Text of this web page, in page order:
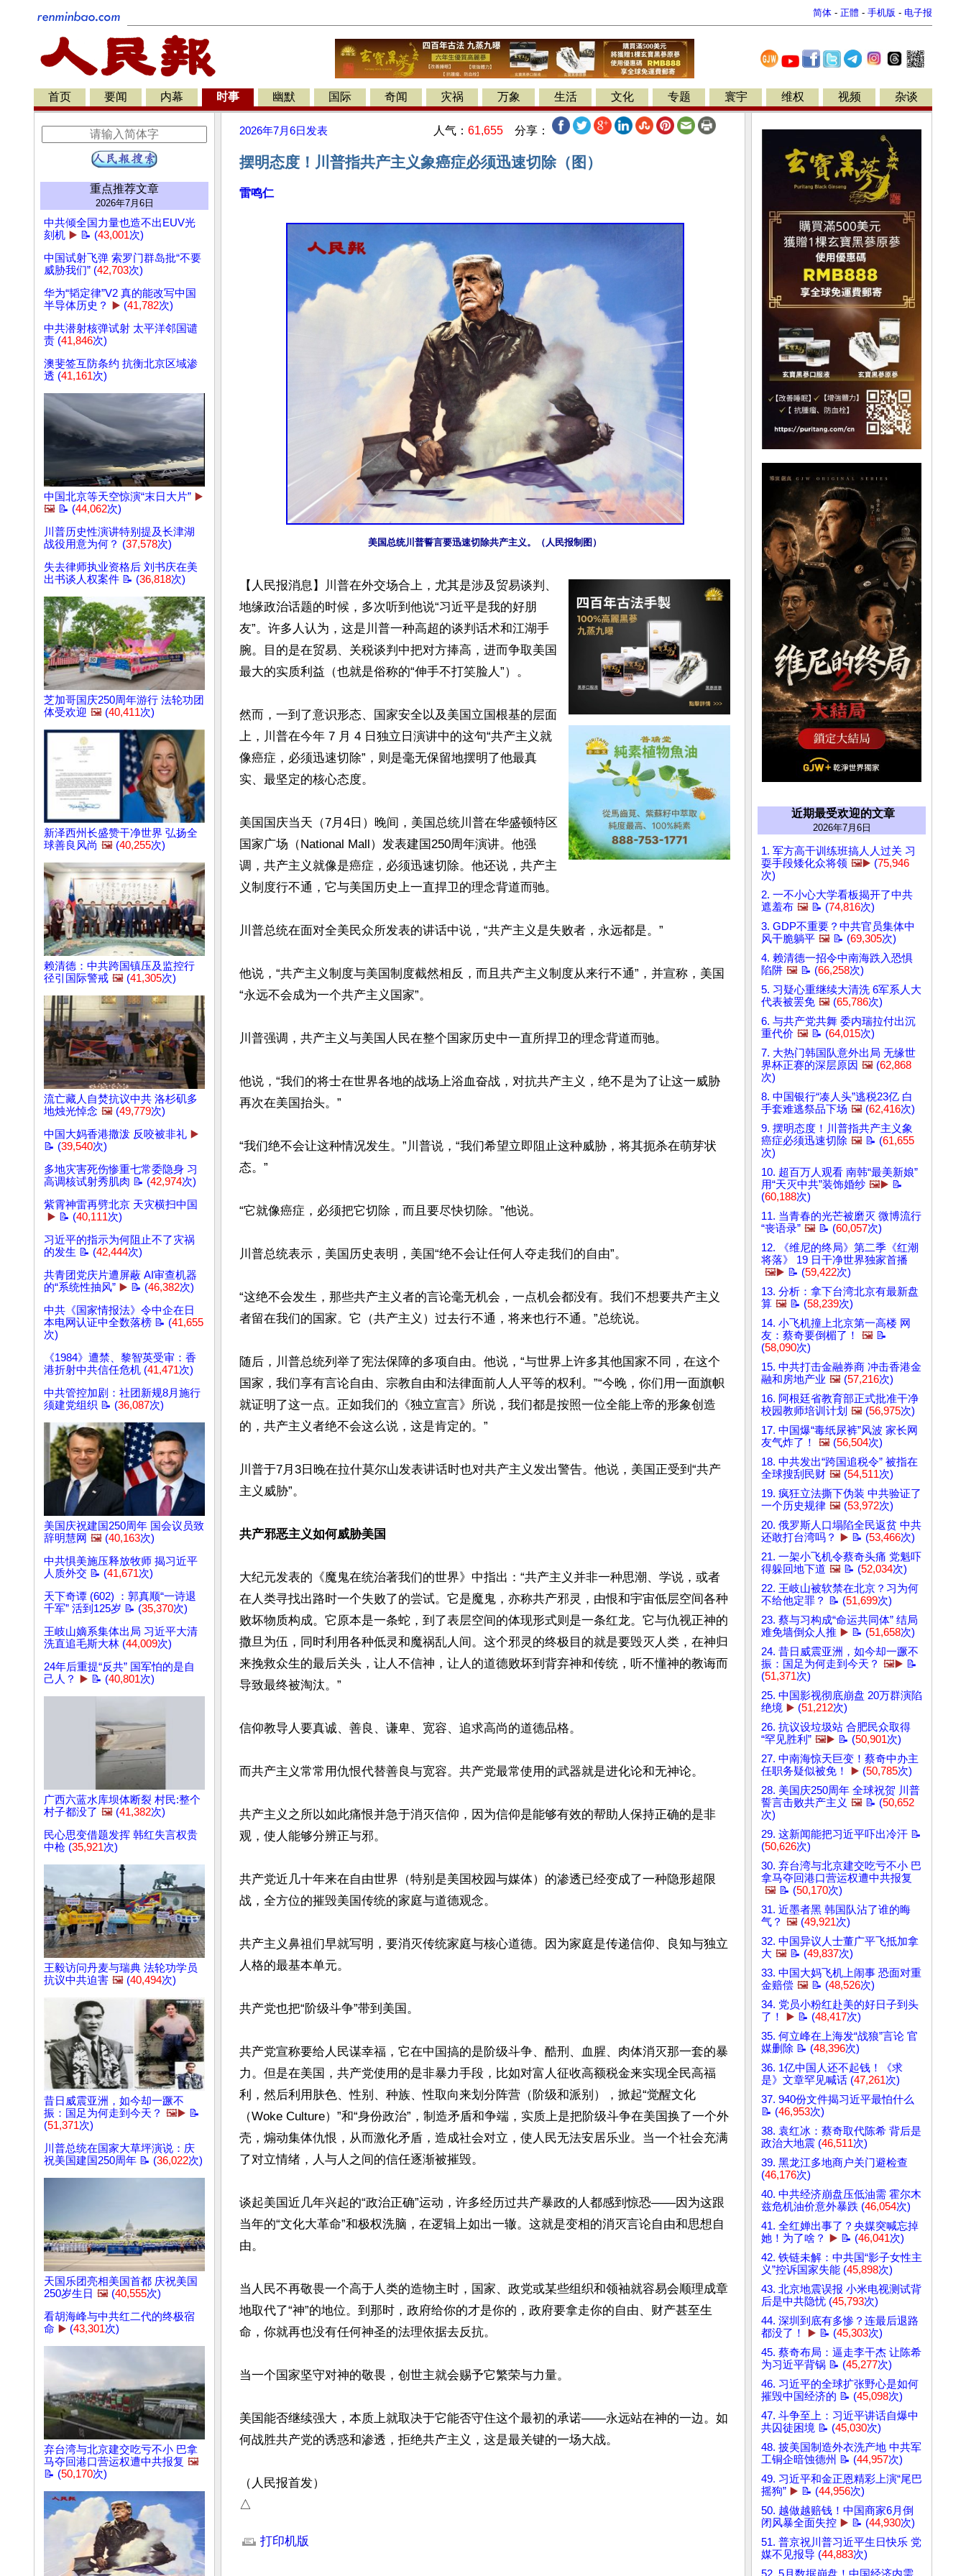
简体 - 正體 - 手机版 - 电子报
首页 要闻 内幕 时事 幽默 国际 奇闻 灾祸 万象 生活 文化 专题 寰宇 维权 视频 杂谈
重点推荐文章
2026年7月6日
中共倾全国力量也造不出EUV光
刻机 ▶️ 📝 (43,001次)
中国试射飞弹 索罗门群岛批“不要
威胁我们” (42,703次)
华为“韬定律”V2 真的能改写中国
半导体历史？
▶️ (41,782次)
中共潜射核弹试射 太平洋邻国谴
责 (41,846次)
澳斐签互防条约 抗衡北京区域渗
透 (41,161次)
中国北京等天空惊演“末日大片” ▶️
🖼️ 📝 (44,062次)
川普历史性演讲特别提及长津湖
战役用意为何？ (37,578次)
失去律师执业资格后 刘书庆在美
出书谈人权案件 📝 (36,818次)
芝加哥国庆250周年游行 法轮功团
体受欢迎 🖼️ (40,411次)
新泽西州长盛赞干净世界 弘扬全
球善良风尚 🖼️ (40,255次)
赖清德：中共跨国镇压及监控行
径引国际警戒 🖼️ (41,305次)
流亡藏人自焚抗议中共 洛杉矶多
地烛光悼念 🖼️ (49,779次)
中国大妈香港撒泼 反咬被非礼 ▶️
📝 (39,540次)
多地灾害死伤惨重七常委隐身 习
高调核试射秀肌肉 📝 (42,974次)
紫霄神雷再劈北京 天灾横扫中国
▶️ 📝 (40,111次)
习近平的指示为何阻止不了灾祸
的发生 📝 (42,444次)
共青团党庆片遭屏蔽 AI审查机器
的“系统性抽风” ▶️ 📝 (46,382次)
中共《国家情报法》令中企在日
本电网认证中全数落榜 📝 (41,655
次)
《1984》遭禁、黎智英受审：香
港折射中共信任危机 (41,471次)
中共管控加剧：社团新规8月施行
须建党组织 📝 (36,087次)
美国庆祝建国250周年 国会议员致
辞明慧网 🖼️ (40,163次)
中共惧美施压释放牧师 揭习近平
人质外交 📝 (41,671次)
天下奇谭 (602) ：郭真顺“一诗退
千军” 活到125岁 📝 (35,370次)
王岐山嫡系集体出局 习近平大清
洗直追毛斯大林 (44,009次)
24年后重提“反共” 国军怕的是自
己人？
▶️ 📝 (40,801次)
广西六蓝水库坝体断裂 村民:整个
村子都没了 🖼️ (41,382次)
民心思变借题发挥 韩红失言权贵
中枪 (35,921次)
王毅访问丹麦与瑞典 法轮功学员
抗议中共迫害 🖼️ (40,494次)
昔日威震亚洲，如今却一蹶不
振：国足为何走到今天？ 🖼️▶️ 📝
(51,371次)
川普总统在国家大草坪演说：庆
祝美国建国250周年 📝 (36,022次)
天国乐团亮相美国首都 庆祝美国
250岁生日 🖼️ (40,555次)
看胡海峰与中共红二代的终极宿
命 ▶️ (43,301次)
弃台湾与北京建交吃亏不小 巴拿
马夺回港口营运权遭中共报复 🖼️
📝 (50,170次)
2026年7月6日 发表 人气： 61,655 分享：
摆明态度！川普指共产主义象癌症必须迅速切除（图）
雷鸣仁
美国总统川普誓言要迅速切除共产主义。（人民报制图）
【人民报消息】川普在外交场合上，尤其是涉及贸易谈判、
地缘政治话题的时候，多次听到他说“习近平是我的好朋
友”。许多人认为，这是川普一种高超的谈判话术和江湖手
腕。目的是在贸易、关税谈判中把对方捧高，进而争取美国
最大的实质利益（也就是俗称的“伸手不打笑脸人”）。
然而，一到了意识形态、国家安全以及美国立国根基的层面
上，川普在今年 7 月 4 日独立日演讲中的这句“共产主义就
像癌症，必须迅速切除”，则是毫无保留地摆明了他最真
实、最坚定的核心态度。
美国国庆当天（7月4日）晚间，美国总统川普在华盛顿特区
国家广场（National Mall）发表建国250周年演讲。他强
调，共产主义就像是癌症，必须迅速切除。他还说，共产主
义制度行不通，它与美国历史上一直捍卫的理念背道而驰。
川普总统在面对全美民众所发表的讲话中说，“共产主义是失败者，永远都是。”
他说，“共产主义制度与美国制度截然相反，而且共产主义制度从来行不通”，并宣称，美国
“永远不会成为一个共产主义国家”。
川普强调，共产主义与美国人民在整个国家历史中一直所捍卫的理念背道而驰。
他说，“我们的将士在世界各地的战场上浴血奋战，对抗共产主义，绝不是为了让这一威胁
再次在美国抬头。”
“我们绝不会让这种情况发生。”川普说，“我们希望立即阻止这种威胁，将其扼杀在萌芽状
态。”
“它就像癌症，必须把它切除，而且要尽快切除。”他说。
川普总统表示，美国历史表明，美国“绝不会让任何人夺走我们的自由”。
“这绝不会发生，那些共产主义者的言论毫无机会，一点机会都没有。我们不想要共产主义
者留在我们的国家。它（共产主义）过去行不通，将来也行不通。”总统说。
随后，川普总统列举了宪法保障的多项自由。他说，“与世界上许多其他国家不同，在这个
国家，我们享有言论自由、宗教自由和法律面前人人平等的权利。”“今晚，你们用一面旗帜
就证明了这一点。正如我们的《独立宣言》所说，我们都是按照一位全能上帝的形象创造
的，共产主义者绝不会这么说，这是肯定的。”
川普于7月3日晚在拉什莫尔山发表讲话时也对共产主义发出警告。他说，美国正受到“共产
主义威胁”。
共产邪恶主义如何威胁美国
大纪元发表的《魔鬼在统治著我们的世界》中指出：“共产主义并非一种思潮、学说，或者
在人类寻找出路时一个失败了的尝试。它是魔鬼，亦称共产邪灵，由恨和宇宙低层空间各种
败坏物质构成。它原本是一条蛇，到了表层空间的体现形式则是一条红龙。它与仇视正神的
撒旦为伍，同时利用各种低灵和魔祸乱人间。这个邪灵的终极目的就是要毁灭人类，在神归
来挽救众生的最后关头，让人不信神，让人的道德败坏到背弃神和传统，听不懂神的教诲而
导致最终被淘汰。”
信仰教导人要真诚、善良、谦卑、宽容、追求高尚的道德品格。
而共产主义常常用仇恨代替善良与宽容。共产党最常使用的武器就是进化论和无神论。
共产主义之所以如此痛恨并急于消灭信仰，因为信仰是能够有效的帮助人保持正确的是非
观，使人能够分辨正与邪。
共产党近几十年来在自由世界（特别是美国校园与媒体）的渗透已经变成了一种隐形超限
战，全方位的摧毁美国传统的家庭与道德观念。
共产主义鼻祖们早就写明，要消灭传统家庭与核心道德。因为家庭是传递信仰、良知与独立
人格的最基本单元。
共产党也把“阶级斗争”带到美国。
共产党宣称要给人民谋幸福，它在中国搞的是阶级斗争、酷刑、血腥、肉体消灭那一套的暴
力。但是在美国，共产党使用的是非暴力手段，比如对富人征收高额税金来实现全民高福
利，然后利用肤色、性别、种族、性取向来划分阵营（阶级和派别），掀起“觉醒文化
（Woke Culture）”和“身份政治”，制造矛盾和争端，实质上是把阶级斗争在美国换了一个外
壳，煽动集体仇恨，从而激化矛盾，造成社会对立，使人民无法安居乐业。当一个社会充满
了对立情绪，人与人之间的信任逐渐被摧毁。
谈起美国近几年兴起的“政治正确”运动，许多经历过共产暴政的人都感到惊恐——因为这跟
当年的“文化大革命”和极权洗脑，在逻辑上如出一辙。这就是变相的消灭言论自由和思想自
由。
当人民不再敬畏一个高于人类的造物主时，国家、政党或某些组织和领袖就容易会顺理成章
地取代了“神”的地位。到那时，政府给你的才是你的，政府要拿走你的自由、财产甚至生
命，你就再也没有任何神圣的法理依据去反抗。
当一个国家坚守对神的敬畏，创世主就会赐予它繁荣与力量。
美国能否继续强大，本质上就取决于它能否守住这个最初的承诺——永远站在神的一边。如
何战胜共产党的诱惑和渗透，拒绝共产主义，这是最关键的一场大战。
（人民报首发）
△
打印机版
近期最受欢迎的文章
2026年7月6日
1. 军方高干训练班搞人人过关 习
耍手段矮化众将领 🖼️▶️ (75,946
次)
2. 一不小心大学看板揭开了中共
遮羞布 🖼️ 📝 (74,816次)
3. GDP不重要？中共官员集体中
风干脆躺平 🖼️ 📝 (69,305次)
4. 赖清德一招令中南海跌入恐惧
陷阱 🖼️ 📝 (66,258次)
5. 习疑心重继续大清洗 6军系人大
代表被罢免 🖼️ (65,786次)
6. 与共产党共舞 委内瑞拉付出沉
重代价 🖼️ 📝 (64,015次)
7. 大热门韩国队意外出局 无缘世
界杯正赛的深层原因 🖼️ (62,868
次)
8. 中国银行“凑人头”逃税23亿 白
手套难逃祭品下场 🖼️ (62,416次)
9. 摆明态度！川普指共产主义象
癌症必须迅速切除 🖼️ 📝 (61,655
次)
10. 超百万人观看 南韩“最美新娘”
用“天灭中共”装饰婚纱 🖼️▶️ 📝
(60,188次)
11. 当青春的光芒被磨灭 微博流行
“丧语录” 🖼️ 📝 (60,057次)
12. 《维尼的终局》第二季《红潮
将落》 19 日干净世界独家首播
🖼️▶️ 📝 (59,422次)
13. 分析：拿下台湾北京有最新盘
算 🖼️ 📝 (58,239次)
14. 小飞机撞上北京第一高楼 网
友：蔡奇要倒楣了！
🖼️ 📝
(58,090次)
15. 中共打击金融券商 冲击香港金
融和房地产业 🖼️ (57,216次)
16. 阿根廷省教育部正式批准干净
校园教师培训计划 🖼️ (56,975次)
17. 中国爆“毒纸尿裤”风波 家长网
友气炸了！
🖼️ (56,504次)
18. 中共发出“跨国追税令” 被指在
全球搜刮民财 🖼️ (54,511次)
19. 疯狂立法撕下伪装 中共验证了
一个历史规律 🖼️ (53,972次)
20. 俄罗斯人口塌陷全民返贫 中共
还敢打台湾吗？
▶️ 📝 (53,466次)
21. 一架小飞机令蔡奇头痛 党魁吓
得躲回地下道 🖼️ 📝 (52,034次)
22. 王岐山被软禁在北京？习为何
不给他定罪？ 📝 (51,699次)
23. 蔡与习构成“命运共同体” 结局
难免墙倒众人推 ▶️ 📝 (51,658次)
24. 昔日威震亚洲，如今却一蹶不
振：国足为何走到今天？ 🖼️▶️ 📝
(51,371次)
25. 中国影视彻底崩盘 20万群演陷
绝境 ▶️ (51,212次)
26. 抗议设垃圾站 合肥民众取得
“罕见胜利” 🖼️▶️ 📝 (50,901次)
27. 中南海惊天巨变！蔡奇中办主
任职务疑似被免！
▶️ (50,785次)
28. 美国庆250周年 全球祝贺 川普
誓言击败共产主义 🖼️ 📝 (50,652
次)
29. 这新闻能把习近平吓出冷汗 📝
(50,626次)
30. 弃台湾与北京建交吃亏不小 巴
拿马夺回港口营运权遭中共报复
🖼️ 📝 (50,170次)
31. 近墨者黑 韩国队沾了谁的晦
气？ 🖼️ (49,921次)
32. 中国异议人士董广平飞抵加拿
大 🖼️ 📝 (49,837次)
33. 中国大妈飞机上闹事 恐面对重
金赔偿 🖼️ 📝 (48,526次)
34. 党员小粉红赴美的好日子到头
了！
▶️ 📝 (48,417次)
35. 何立峰在上海发“战狼”言论 官
媒删除 📝 (48,396次)
36. 1亿中国人还不起钱！《求
是》文章罕见喊话 (47,261次)
37. 940份文件揭习近平最怕什么
📝 (46,953次)
38. 袁红冰：蔡奇取代陈希 背后是
政治大地震 (46,511次)
39. 黑龙江多地商户关门避检查
(46,176次)
40. 中共经济崩盘压低油需 霍尔木
兹危机油价意外暴跌 (46,054次)
41. 全红婵出事了？央媒突喊忘掉
她！为了啥？
▶️ 📝 (46,041次)
42. 铁链未解：中共国“影子女性主
义”控诉国家失能 (45,898次)
43. 北京地震误报 小米电视测试背
后是中共隐忧 (45,793次)
44. 深圳到底有多惨？连最后退路
都没了！
▶️ 📝 (45,303次)
45. 蔡奇布局：逼走李干杰 让陈希
为习近平背锅 📝 (45,277次)
46. 习近平的全球扩张野心是如何
摧毁中国经济的 📝 (45,098次)
47. 斗争至上：习近平讲话自爆中
共囚徒困境 📝 (45,030次)
48. 披美国制造外衣洗产地 中共军
工铜企暗蚀德州 📝 (44,957次)
49. 习近平和金正恩精彩上演“尾巴
摇狗” ▶️ 📝 (44,956次)
50. 越做越赔钱！中国商家6月倒
闭风暴全面失控 ▶️ 📝 (44,930次)
51. 普京祝川普习近平生日快乐 党
媒不见报导 (44,883次)